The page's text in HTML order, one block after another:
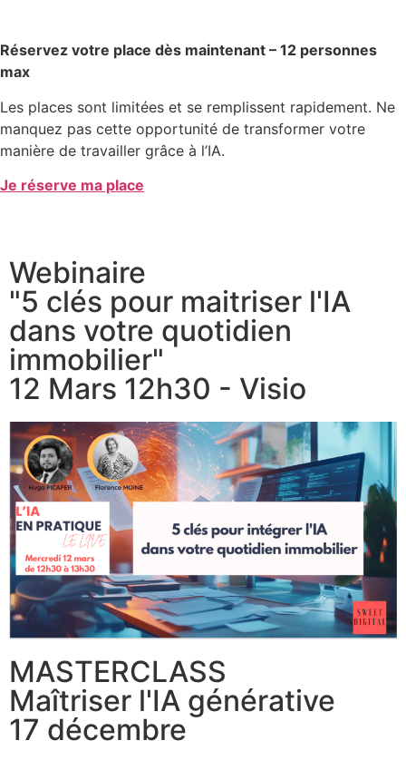
Réservez votre place dès maintenant – 12 personnes
max
Les places sont limitées et se remplissent rapidement. Ne
manquez pas cette opportunité de transformer votre
manière de travailler grâce à l’IA.
Je réserve ma place
Webinaire
"5 clés pour maitriser l'IA
dans votre quotidien
immobilier"
12 Mars 12h30 - Visio
MASTERCLASS
Maîtriser l'IA générative
17 décembre